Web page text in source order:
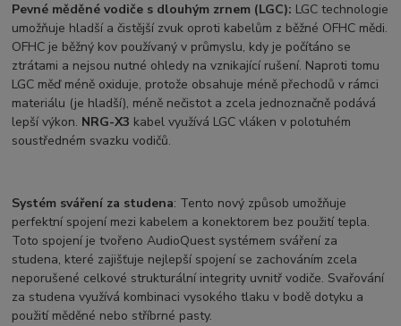
Pevné měděné vodiče s dlouhým zrnem (LGC): LGC technologie
umožňuje hladší a čistější zvuk oproti kabelům z běžné OFHC mědi.
OFHC je běžný kov používaný v průmyslu, kdy je počítáno se
ztrátami a nejsou nutné ohledy na vznikající rušení. Naproti tomu
LGC měď méně oxiduje, protože obsahuje méně přechodů v rámci
materiálu (je hladší), méně nečistot a zcela jednoznačně podává
lepší výkon. NRG-X3 kabel využívá LGC vláken v polotuhém
soustředném svazku vodičů.
Systém sváření za studena: Tento nový způsob umožňuje
perfektní spojení mezi kabelem a konektorem bez použití tepla.
Toto spojení je tvořeno AudioQuest systémem sváření za
studena, které zajišťuje nejlepší spojení se zachováním zcela
neporušené celkové strukturální integrity uvnitř vodiče. Svařování
za studena využívá kombinaci vysokého tlaku v bodě dotyku a
použití měděné nebo stříbrné pasty.